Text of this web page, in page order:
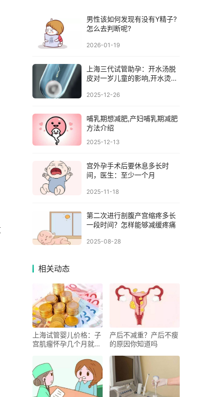
男性该如何发现有没有Y精子?
怎么去判断呢?
2026-01-19
上海三代试管助孕：开水汤脱
皮对一岁儿童的影响,开水烫脱
2025-12-26
哺乳期想减肥,产妇哺乳期减肥
方法介绍
2025-12-13
宫外孕手术后要休息多长时
间，医生：至少一个月
2025-11-18
第二次进行剖腹产宫缩疼多长
一段时间？怎样能够减缓疼痛
2025-08-28
相关动态
上海试管婴儿价格：子
宫肌瘤怀孕几个月就安
对好点
产后不减重？产后不瘦
的原因你知道吗